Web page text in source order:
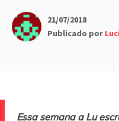
21/07/2018
Publicado por
Essa semana a Lu